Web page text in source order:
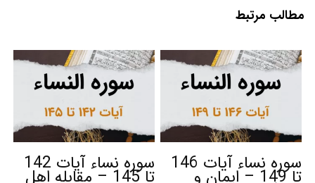
مطالب مرتبط
سوره نساء آیات 146
تا 149 – ایمان و
سوره نساء آیات 142
تا 145 – مقابله اهل